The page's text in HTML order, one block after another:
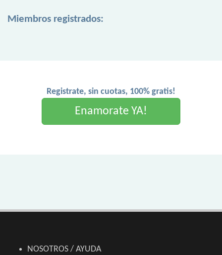
Miembros registrados:
Registrate, sin cuotas, 100% gratis!
Enamorate YA!
NOSOTROS / AYUDA